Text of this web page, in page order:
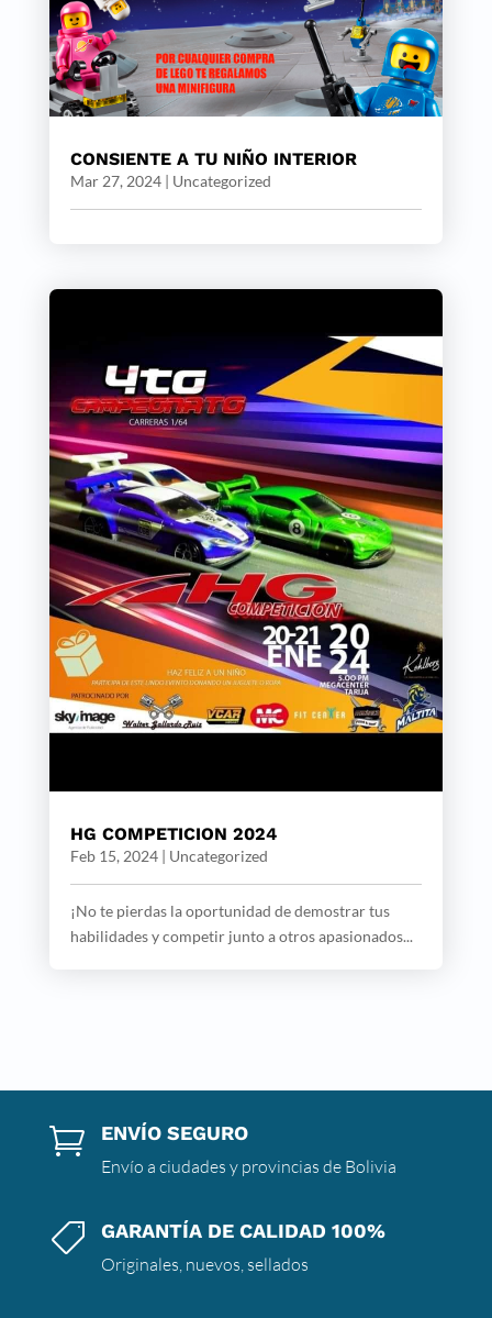
CONSIENTE A TU NIÑO INTERIOR
Mar 27, 2024| Uncategorized
HG COMPETICION 2024
Feb 15, 2024| Uncategorized
¡No te pierdas la oportunidad de demostrar tus
habilidades y competir junto a otros apasionados...
 ENVÍO SEGURO
Envío a ciudades y provincias de Bolivia
 GARANTÍA DE CALIDAD 100%
Originales, nuevos, sellados